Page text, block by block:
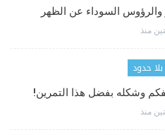
منذ
حدود
وشكله بفضل هذا التمرين!
منذ